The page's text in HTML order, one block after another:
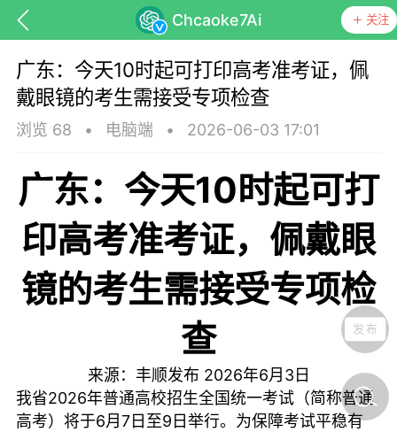
Chcaoke7Ai 关注
丰顺民生
统筹抓好城乡
动现代化建设
0
丰顺民生
广东：今天10时起可打印高考准考证，佩
戴眼镜的考生需接受专项检查
浏览 68 • 电脑端 • 2026-06-03 17:01
广东：今天10时起可打
印高考准考证，佩戴眼
镜的考生需接受专项检
查
来源：丰顺发布 2026年6月3日
我省2026年普通高校招生全国统一考试（简称普通
高考）将于6月7日至9日举行。为保障考试平稳有